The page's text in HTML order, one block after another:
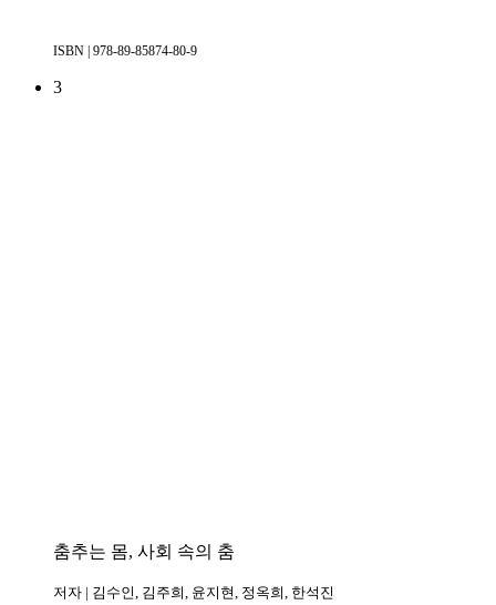
ISBN | 978-89-85874-80-9
3
춤추는 몸, 사회 속의 춤
저자 | 김수인, 김주희, 윤지현, 정옥희, 한석진